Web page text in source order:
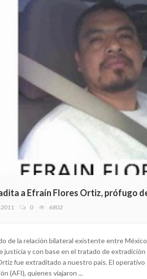
a Efraín Flores Ortiz, prófugo
2011 0 6802
de la relación bilateral existente entre
justicia y con base en el tratado de
fue extraditado a nuestro país. El
(AFI), quienes viajaron ...